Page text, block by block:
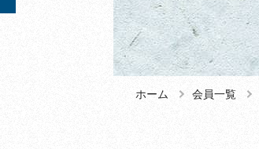
ホーム 会員一覧